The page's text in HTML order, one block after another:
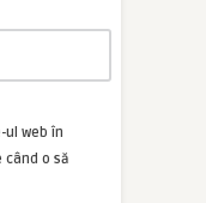
ul web în
când o să